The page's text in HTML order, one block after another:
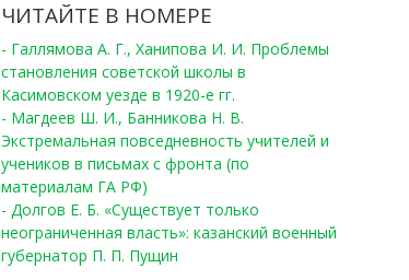
ЧИТАЙТЕ В НОМЕРЕ
- Галлямова А. Г., Ханипова И. И. Проблемы
становления советской школы в
Касимовском уезде в 1920-е гг.
- Магдеев Ш. И., Банникова Н. В.
Экстремальная повседневность учителей и
учеников в письмах с фронта (по
материалам ГА РФ)
- Долгов Е. Б. «Существует только
неограниченная власть»: казанский военный
губернатор П. П. Пущин